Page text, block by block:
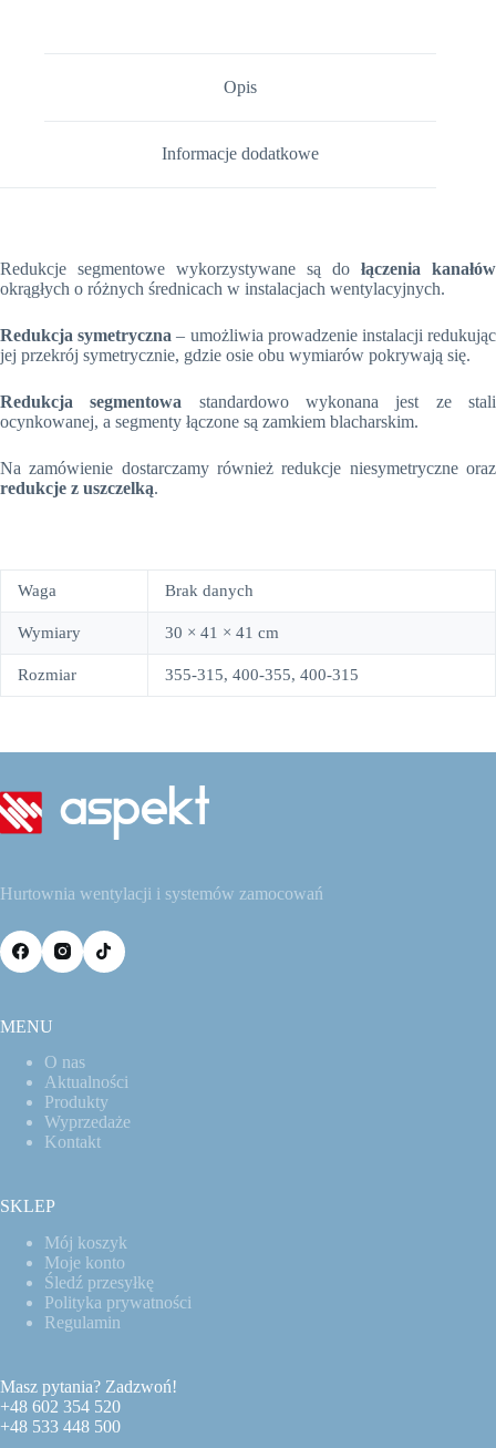
Opis
Informacje dodatkowe
Redukcje segmentowe wykorzystywane są do łączenia kanałów
okrągłych o różnych średnicach w instalacjach wentylacyjnych.
Redukcja symetryczna – umożliwia prowadzenie instalacji redukując
jej przekrój symetrycznie, gdzie osie obu wymiarów pokrywają się.
Redukcja segmentowa standardowo wykonana jest ze stali
ocynkowanej, a segmenty łączone są zamkiem blacharskim.
Na zamówienie dostarczamy również redukcje niesymetryczne oraz
redukcje z uszczelką.
Waga Brak danych
Wymiary 30 × 41 × 41 cm
Rozmiar 355-315, 400-355, 400-315
Hurtownia wentylacji i systemów zamocowań
MENU
O nas
Aktualności
Produkty
Wyprzedaże
Kontakt
SKLEP
Mój koszyk
Moje konto
Śledź przesyłkę
Polityka prywatności
Regulamin
Masz pytania? Zadzwoń!
+48 602 354 520
+48 533 448 500